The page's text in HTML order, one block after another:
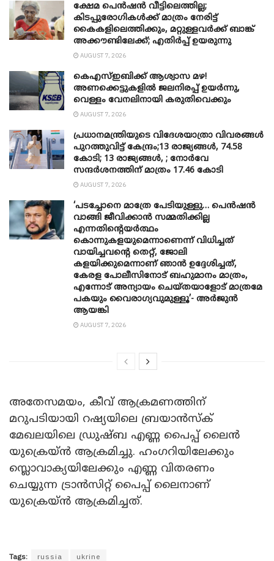
ക്ഷേമ പെൻഷൻ വീട്ടിലെത്തില്ല;
കിടപ്പുരോഗികൾക്ക് മാത്രം നേരിട്ട്
കൈകളിലെത്തിക്കും, മറ്റുള്ളവർക്ക് ബാങ്ക്
അക്കൗണ്ടിലേക്ക്; എതിർപ്പ് ഉയരുന്നു
AUGUST 7, 2026
കെഎസ്ഇബിക്ക് ആശ്വാസ മഴ!
അണക്കെട്ടുകളിൽ ജലനിരപ്പ് ഉയർന്നു,
വെള്ളം വേനലിനായി കരുതിവെക്കും
AUGUST 7, 2026
പ്രധാനമന്ത്രിയുടെ വിദേശയാത്രാ വിവരങ്ങൾ
പുറത്തുവിട്ട് കേന്ദ്രം;13 രാജ്യങ്ങൾ, 74.58
കോടി; 13 രാജ്യങ്ങൾ, ; നോർവേ
സന്ദർശനത്തിന് മാത്രം 17.46 കോടി
AUGUST 7, 2026
‘പടച്ചോനെ മാത്രേ പേടിയുള്ളു… പെൻഷൻ
വാങ്ങി ജീവിക്കാൻ സമ്മതിക്കില്ല
എന്നതിന്റെയർത്ഥം
കൊന്നുകളയുമെന്നാണെന്ന് വിധിച്ചത്
വായിച്ചവന്റെ തെറ്റ്, ജോലി
കളയിക്കുമെന്നാണ് ഞാൻ ഉദ്ദേശിച്ചത്,
കേരള പോലീസിനോട് ബഹുമാനം മാത്രം,
എന്നോട് അന്യായം ചെയ്തയാളോട് മാത്രമേ
പകയും വൈരാഗ്യവുമുള്ളൂ’- അർജുൻ
ആയങ്കി
AUGUST 7, 2026
അതേസമയം, കീവ് ആക്രമണത്തിന്
മറുപടിയായി റഷ്യയിലെ ബ്രയാൻസ്ക്
മേഖലയിലെ ഡ്രുഷ്ബ എണ്ണ പൈപ്പ് ലൈൻ
യുക്രെയ്ൻ ആക്രമിച്ചു. ഹംഗറിയിലേക്കും
സ്ലൊവാക്യയിലേക്കും എണ്ണ വിതരണം
ചെയ്യുന്ന ട്രാൻസിറ്റ് പൈപ്പ് ‌ലൈനാണ്
യുക്രെയ്ൻ ആക്രമിച്ചത്.
Tags: russia ukrine